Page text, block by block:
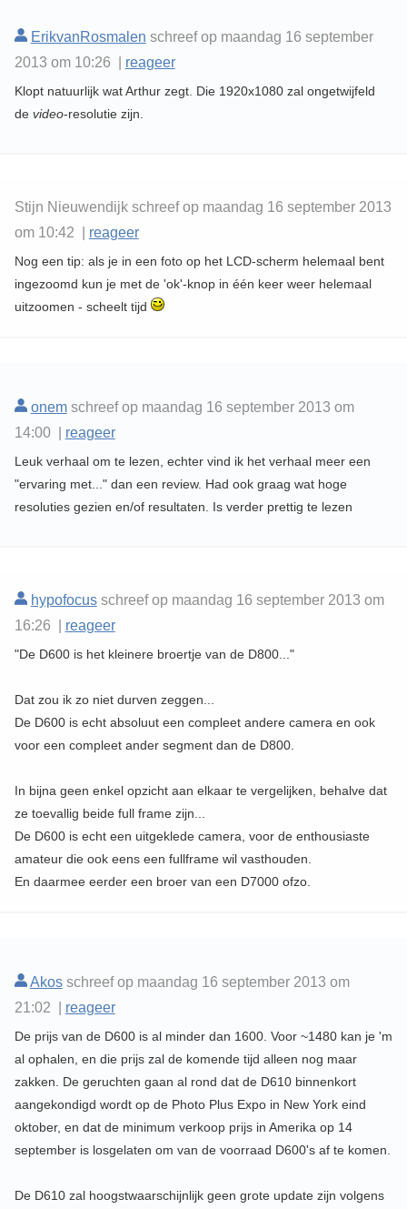
ErikvanRosmalen schreef op maandag 16 september
2013 om 10:26 | reageer
Klopt natuurlijk wat Arthur zegt. Die 1920x1080 zal ongetwijfeld
de video-resolutie zijn.
Stijn Nieuwendijk schreef op maandag 16 september 2013
om 10:42 | reageer
Nog een tip: als je in een foto op het LCD-scherm helemaal bent
ingezoomd kun je met de 'ok'-knop in één keer weer helemaal
uitzoomen - scheelt tijd
onemschreef op maandag 16 september 2013 om
14:00 | reageer
Leuk verhaal om te lezen, echter vind ik het verhaal meer een
"ervaring met..." dan een review. Had ook graag wat hoge
resoluties gezien en/of resultaten. Is verder prettig te lezen
hypofocusschreef op maandag 16 september 2013 om
16:26 | reageer
"De D600 is het kleinere broertje van de D800..."
Dat zou ik zo niet durven zeggen...
De D600 is echt absoluut een compleet andere camera en ook
voor een compleet ander segment dan de D800.
In bijna geen enkel opzicht aan elkaar te vergelijken, behalve dat
ze toevallig beide full frame zijn...
De D600 is echt een uitgeklede camera, voor de enthousiaste
amateur die ook eens een fullframe wil vasthouden.
En daarmee eerder een broer van een D7000 ofzo.
Akosschreef op maandag 16 september 2013 om
21:02 | reageer
De prijs van de D600 is al minder dan 1600. Voor ~1480 kan je 'm
al ophalen, en die prijs zal de komende tijd alleen nog maar
zakken. De geruchten gaan al rond dat de D610 binnenkort
aangekondigd wordt op de Photo Plus Expo in New York eind
oktober, en dat de minimum verkoop prijs in Amerika op 14
september is losgelaten om van de voorraad D600's af te komen.
De D610 zal hoogstwaarschijnlijk geen grote update zijn volgens